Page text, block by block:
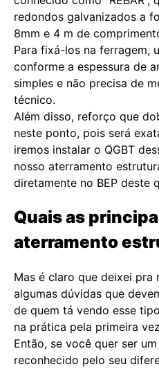
redondos galvanizados a
8mm e 4 m de
Para fixá-los na ferragem,
conforme a espessura de
simples e não precisa de
técnico.
Além disso, reforço que
neste ponto, pois será
iremos instalar o QGBT
nosso aterramento
diretamente no BEP deste
Quais as
aterramento
Mas é claro que deixei pra
algumas dúvidas que
de quem tá vendo esse
na prática pela primeira
Então, se você quer ser
reconhecido pelo seu